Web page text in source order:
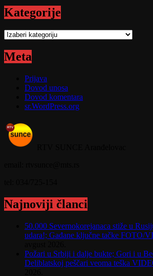
Kategorije
Kategorije
Meta
Prijava
Dovod unosa
Dovod komentara
sr.WordPress.org
Najnoviji članci
50.000 Severnokorejanaca stiže u
udara!; Gađane ključne tačke FOTO/
Požari u Srbiji i dalje bukte; Gori i u
Deliblatskoj peščari veoma teška